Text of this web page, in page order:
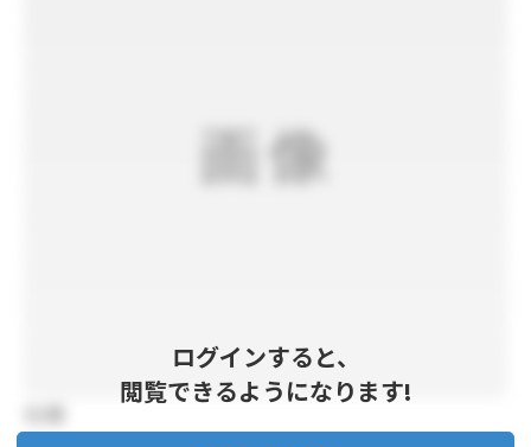
ログインすると、
閲覧できるようになります!